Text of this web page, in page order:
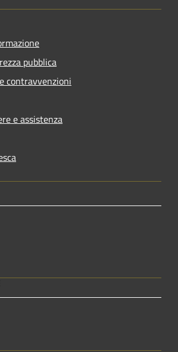
pubblica
contravvenzioni
e assistenza